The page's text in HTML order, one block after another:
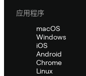
应用程序
macOS
Windows
iOS
Android
Chrome
Linux